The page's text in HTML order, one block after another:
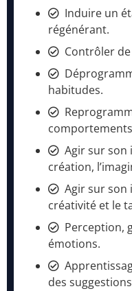
Induire un
régénérant.
Contrôler
habitudes.
Agir sur son
création,
Agir sur son
créativité et le
Perception,
émotions.
des